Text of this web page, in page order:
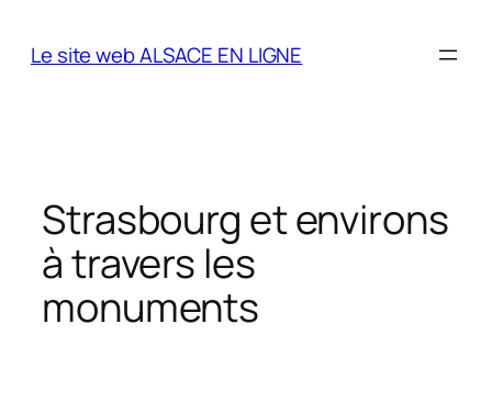
Le site web ALSACE EN LIGNE
Strasbourg et environs
à travers les
monuments